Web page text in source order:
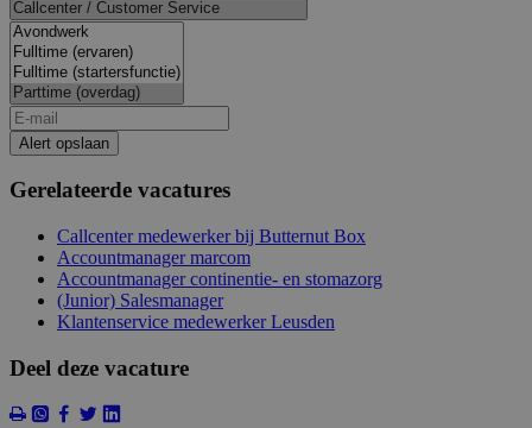
Alert opslaan
Gerelateerde vacatures
Callcenter medewerker bij Butternut Box
Accountmanager marcom
Accountmanager continentie- en stomazorg
(Junior) Salesmanager
Klantenservice medewerker Leusden
Deel deze vacature